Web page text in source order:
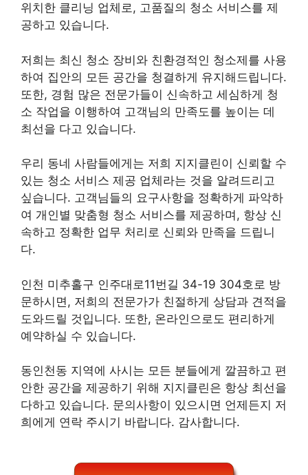
위치한 클리닝 업체로, 고품질의 청소 서비스를 제
공하고 있습니다.
저희는 최신 청소 장비와 친환경적인 청소제를 사용
하여 집안의 모든 공간을 청결하게 유지해드립니다.
또한, 경험 많은 전문가들이 신속하고 세심하게 청
소 작업을 이행하여 고객님의 만족도를 높이는 데
최선을 다고 있습니다.
우리 동네 사람들에게는 저희 지지클린이 신뢰할 수
있는 청소 서비스 제공 업체라는 것을 알려드리고
싶습니다. 고객님들의 요구사항을 정확하게 파악하
여 개인별 맞춤형 청소 서비스를 제공하며, 항상 신
속하고 정확한 업무 처리로 신뢰와 만족을 드립니
다.
인천 미추홀구 인주대로11번길 34-19 304호로 방
문하시면, 저희의 전문가가 친절하게 상담과 견적을
도와드릴 것입니다. 또한, 온라인으로도 편리하게
예약하실 수 있습니다.
동인천동 지역에 사시는 모든 분들에게 깔끔하고 편
안한 공간을 제공하기 위해 지지클린은 항상 최선을
다하고 있습니다. 문의사항이 있으시면 언제든지 저
희에게 연락 주시기 바랍니다. 감사합니다.